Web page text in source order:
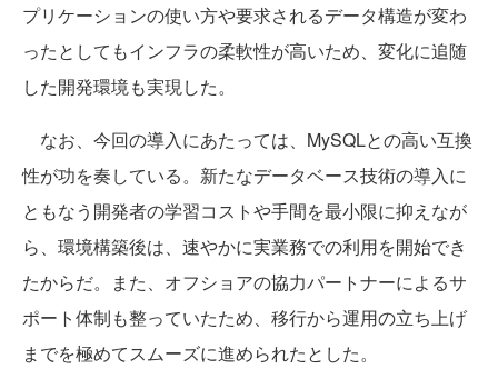
プリケーションの使い方や要求されるデータ構造が変わ
ったとしてもインフラの柔軟性が高いため、変化に追随
した開発環境も実現した。
なお、今回の導入にあたっては、MySQLとの高い互換
性が功を奏している。新たなデータベース技術の導入に
ともなう開発者の学習コストや手間を最小限に抑えなが
ら、環境構築後は、速やかに実業務での利用を開始でき
たからだ。また、オフショアの協力パートナーによるサ
ポート体制も整っていたため、移行から運用の立ち上げ
までを極めてスムーズに進められたとした。